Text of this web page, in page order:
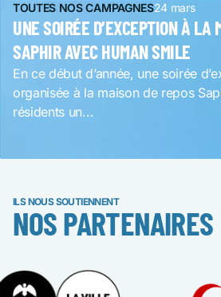
TOUTES NOS CAMPAGNES24 mars
UNE SOIRÉE D’EXCEPTION À LA
SAPHIR AVEC HUMAN SMILE
En ce début d’année, une soirée
organisée à la maison de repos
résidents un...
ILS NOUS SOUTIENNENT
NOS PARTENAIRES